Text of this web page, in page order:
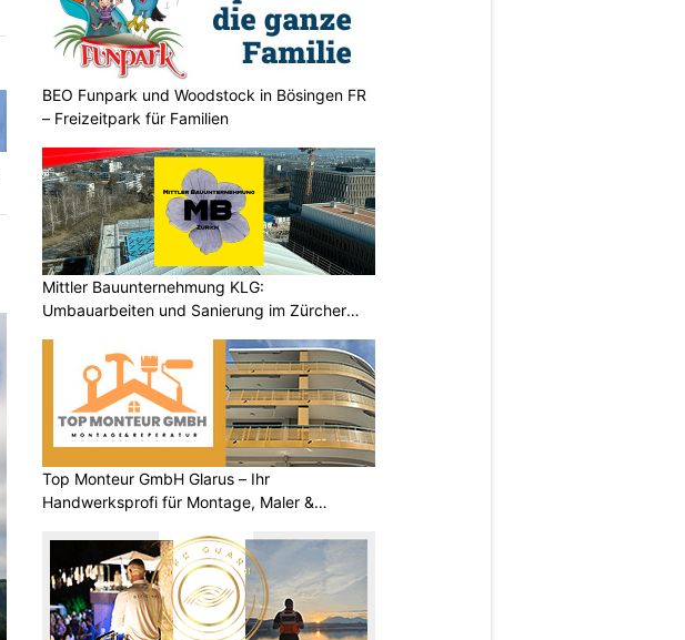
BEO Funpark und Woodstock in Bösingen FR
– Freizeitpark für Familien
Mittler Bauunternehmung KLG:
Umbauarbeiten und Sanierung im Zürcher
Top Monteur GmbH Glarus – Ihr
Handwerksprofi für Montage, Maler &